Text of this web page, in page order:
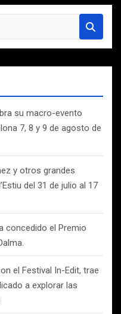
su macro-evento
7, 8 y 9 de agosto de
y otros grandes
del 31 de julio al 17
concedido el Premio
el Festival In-Edit, trae
a explorar las